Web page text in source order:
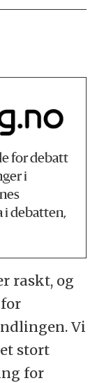
for debatt
i
i debatten,
raskt, og
Vi
stort
for